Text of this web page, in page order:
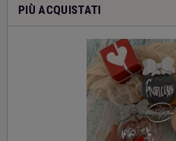
PIÙ ACQUISTATI